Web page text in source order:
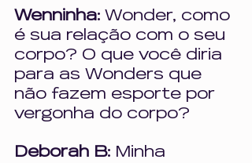
Wenninha: Wonder, como
é sua relação com o seu
corpo? O que você diria
para as Wonders que
não fazem esporte por
vergonha do corpo?
Deborah B: Minha